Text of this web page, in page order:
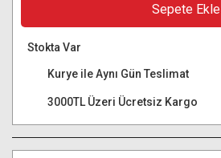
Sepete Ekle
Stokta Var
Kurye ile Aynı Gün Teslimat
3000TL Üzeri Ücretsiz Kargo